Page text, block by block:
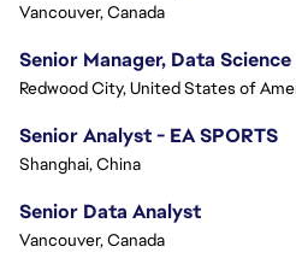
Vancouver, Canada
Senior Manager, Data Science
Redwood City, United States of
Senior Analyst - EA SPORTS
Shanghai, China
Senior Data Analyst
Vancouver, Canada